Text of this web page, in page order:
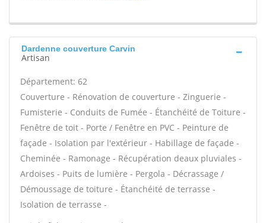
Dardenne couverture Carvin
Artisan
Département: 62
Couverture - Rénovation de couverture - Zinguerie -
Fumisterie - Conduits de Fumée - Étanchéité de Toiture -
Fenêtre de toit - Porte / Fenêtre en PVC - Peinture de
façade - Isolation par l'extérieur - Habillage de façade -
Cheminée - Ramonage - Récupération deaux pluviales -
Ardoises - Puits de lumière - Pergola - Décrassage /
Démoussage de toiture - Étanchéité de terrasse -
Isolation de terrasse -